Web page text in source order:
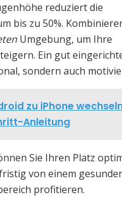
reduziert die
bis zu 50%.
Umgebung, um Ihre
Ein gut
sondern auch
zu iPhone
Anleitung
Sie Ihren Platz
von einem
profitieren.